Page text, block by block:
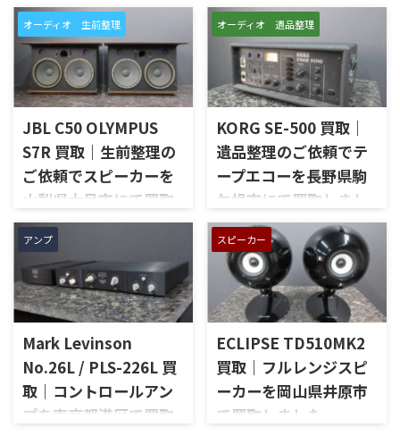
京都府木津川市で、SANSUIの
プリメインアンプ「AU-D907
LIMITED」を出張買取させてい
ただきました。今回のお品物
は、AU-D907をベースに各部の
高品位化が図られたLimitedモ
デルで、左右チャンネルの音出
し状態、入力切替、ボリュー
ム、トーンコントロール、フォ
ノ入力、スピーカー出力、Pre
Out、Main Amp入力、外観コ
付属品の有無を確認しながら
査定いたしました。 買取商
品：SANSUI AU-D907 LIMITED
メーカー：SANSUI / 山水 / ...
東京都足立区で、McIntoshの
コントロールアンプ「C712」
を出張買取させていただきま
した。今回のお品物は、
McIntoshらしいガラスパネル
デザインとリモート操作機能
を備えた2chソリッドステート
式のコントロールアンプで、左
右チャンネルの音出し、入力
切替、ボリューム、トーンコン
トロール、MMフォノ入力、バ
外観コンディション、リモコン
など付属品の有無を確認しな
がら査定いたしました。 買取
商品：McIntosh C712 メーカ
ー：McIntosh / マッキントッ
オーディオ 生前整理
JBL C50 OLYMPUS
S7R 買取｜生前整理の
ご依頼でスピーカーを
山梨県大月市にて買取
しました
山梨県大月市で、生前整理に伴
いJBLの大型スピーカー「C50
OLYMPUS S7R」を出張買取さ
せていただきました。今回の
お品物は、長年大切に音楽を
楽しまれてきたご本人様より、
オーディオ機器の整理を進めた
いとのご相談をいただいたも
のです。 JBL C50 OLYMPUS
S7Rは、Olympus専用エンクロ
オーディオ 遺品整理
KORG SE-500 買取｜
遺品整理のご依頼でテ
ープエコーを長野県駒
ケ根市にて買取しまし
た
長野県駒ケ根市で、遺品整理に
伴いKORGのテープエコー
「SE-500 Stage Echo」を出張
買取させていただきました。
今回のお品物は、前オーナー
様が大切に保管されていたヴ
ィンテージのテープエコーで、
ご家族様より「価値があるも
のか分からないので、処分する
前に見てほしい」とご相談い
アンプ
Mark Levinson
No.26L / PLS-226L 買
取｜コントロールアン
プを東京都港区で買取
スピーカー
ECLIPSE TD510MK2
買取｜フルレンジスピ
ーカーを岡山県井原市
で買取しました